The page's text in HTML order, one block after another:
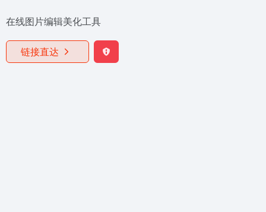
在线图片编辑美化工具
链接直达